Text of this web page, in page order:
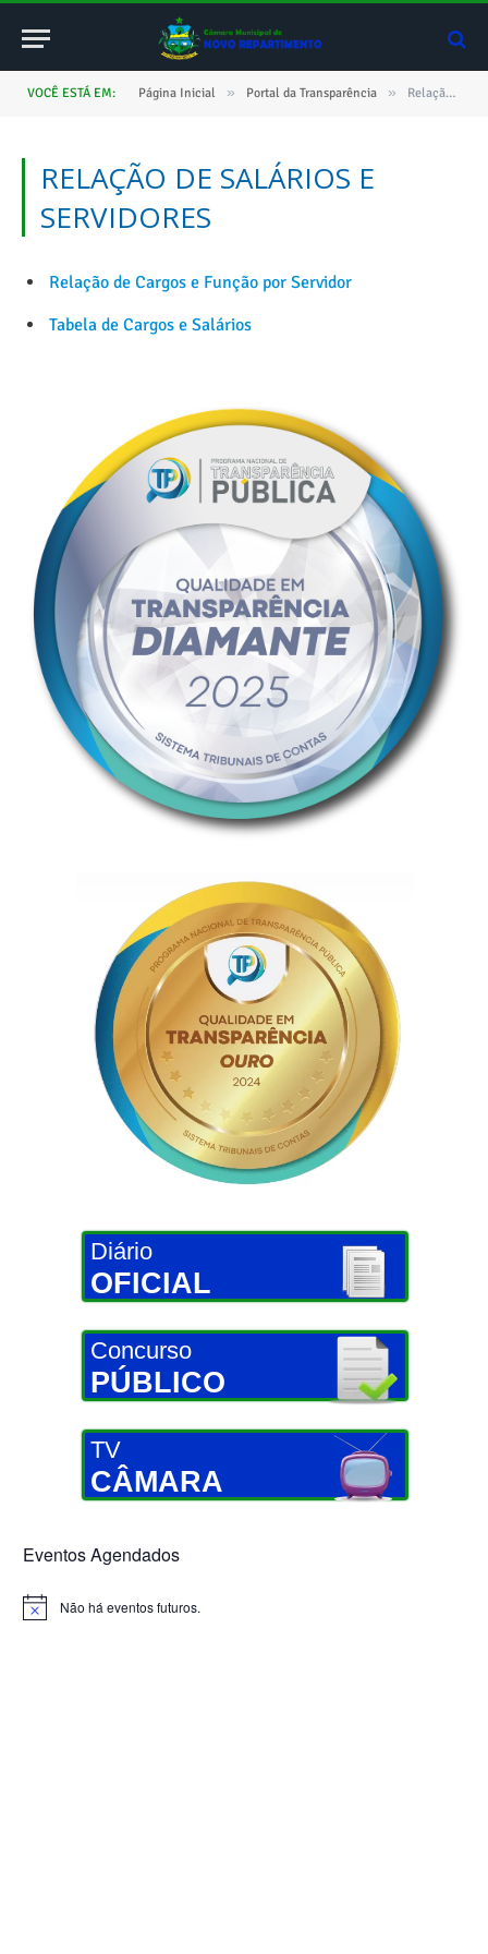
VOCÊ ESTÁ EM: Página Inicial » Portal da Transparência » Relação de Salários e Servidores
RELAÇÃO DE SALÁRIOS E
SERVIDORES
Relação de Cargos e Função por Servidor
Tabela de Cargos e Salários
Diário
OFICIAL
Concurso
PÚBLICO
TV
CÂMARA
Eventos Agendados
Notice Não há eventos futuros.